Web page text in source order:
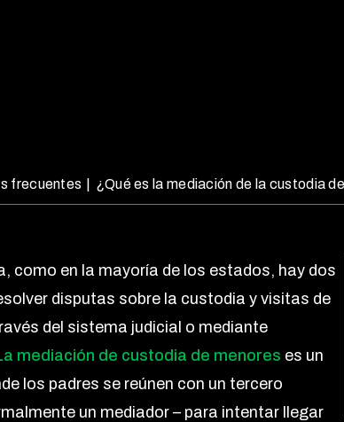
frecuentes ¿Qué es la mediación de la custodia
como en la mayoría de los estados, hay dos
disputas sobre la custodia y visitas de
del sistema judicial o mediante
mediación de custodia de menores es un
los padres se reúnen con un tercero
un mediador – para intentar llegar